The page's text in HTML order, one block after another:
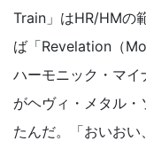
Train」はHR/HMの
ば「Revelation（
ハーモニック・マ
がヘヴィ・メタル
たんだ。「おいお